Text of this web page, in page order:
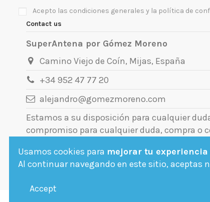
Acepto las condiciones generales y la política de
Contact us
SuperAntena por Gómez Moreno
Camino Viejo de Coín, Mijas, España
+34 952 47 77 20
alejandro@gomezmoreno.com
Estamos a su disposición para cualquier
compromiso para cualquier duda, compra o
Usamos cookies para mejorar tu experiencia
Al continuar navegando en este sitio, aceptas
Accept